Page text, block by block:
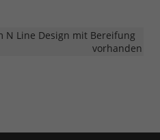
N Line Design mit Bereifung
vorhanden